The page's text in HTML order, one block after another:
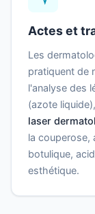
Actes et
Les
pratiquent de
l'analyse des
(azote liquide),
laser
la couperose,
botulique,
esthétique.